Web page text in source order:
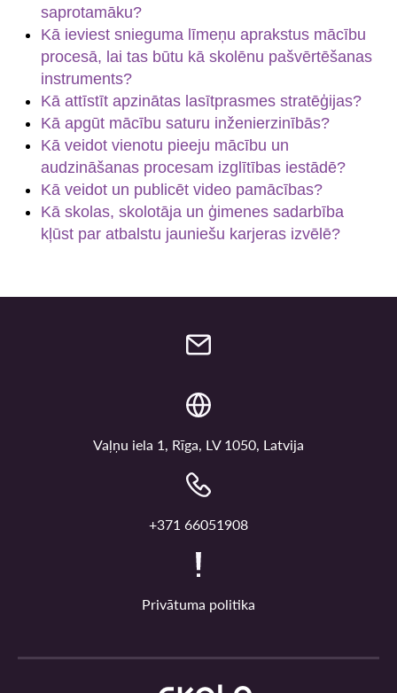
saprotamāku?
Kā ieviest snieguma līmeņu aprakstus mācību
procesā, lai tas būtu kā skolēnu pašvērtēšanas
instruments?
Kā attīstīt apzinātas lasītprasmes stratēģijas?
Kā apgūt mācību saturu inženierzinībās?
Kā veidot vienotu pieeju mācību un
audzināšanas procesam izglītības iestādē?
Kā veidot un publicēt video pamācības?
Kā skolas, skolotāja un ģimenes sadarbība
kļūst par atbalstu jauniešu karjeras izvēlē?
Vaļņu iela 1, Rīga, LV 1050, Latvija
+371 66051908
Privātuma politika